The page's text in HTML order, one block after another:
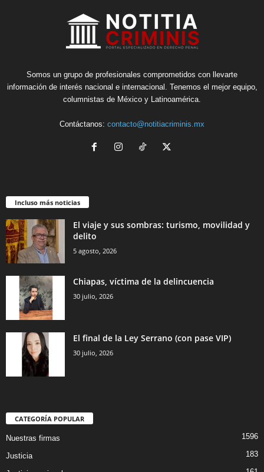
Somos un grupo de profesionales comprometidos con llevarte
información de interés nacional e internacional. Tenemos el mejor equipo,
columnistas de México y Latinoamérica.
Contáctanos: contacto@notitiacriminis.mx
Incluso más noticias
El viaje y sus sombras: turismo, movilidad y
delito
5 agosto, 2026
Chiapas, víctima de la delincuencia
30 julio, 2026
El final de la Ley Serrano (con pase VIP)
30 julio, 2026
CATEGORÍA POPULAR
Nuestras firmas 1596
Justicia 183